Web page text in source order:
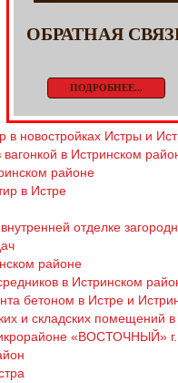
ОБРАТНАЯ
ПОДРОБНЕЕ...
в новостройках Истры и
в Истринском
районе
в Истре
отделке
районе
в Истринском
бетоном в Истре и
и складских помещений
«ВОСТОЧНЫЙ» г.